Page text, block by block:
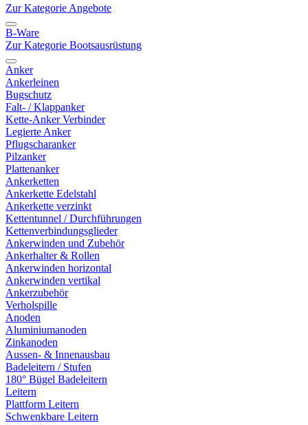
Zur Kategorie Angebote
B-Ware
Zur Kategorie Bootsausrüstung
Anker
Ankerleinen
Bugschutz
Falt- / Klappanker
Kette-Anker Verbinder
Legierte Anker
Pflugscharanker
Pilzanker
Plattenanker
Ankerketten
Ankerkette Edelstahl
Ankerkette verzinkt
Kettentunnel / Durchführungen
Kettenverbindungsglieder
Ankerwinden und Zubehör
Ankerhalter & Rollen
Ankerwinden horizontal
Ankerwinden vertikal
Ankerzubehör
Verholspille
Anoden
Aluminiumanoden
Zinkanoden
Aussen- & Innenausbau
Badeleitern / Stufen
180° Bügel Badeleitern
Leitern
Plattform Leitern
Schwenkbare Leitern